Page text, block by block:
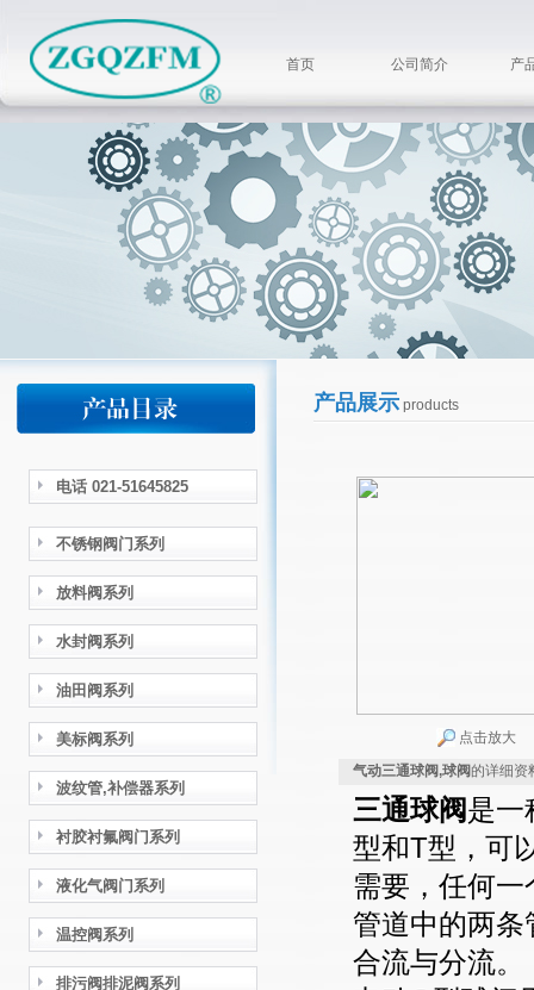
首页 公司简介 产
电话 021-51645825
不锈钢阀门系列
放料阀系列
水封阀系列
油田阀系列
美标阀系列
波纹管,补偿器系列
衬胶衬氟阀门系列
液化气阀门系列
温控阀系列
排污阀排泥阀系列
产品展示products
点击放大
气动三通球阀,球阀的详细资
三通球阀是一
型和T型，可
需要，任何
管道中的两条
合流与分